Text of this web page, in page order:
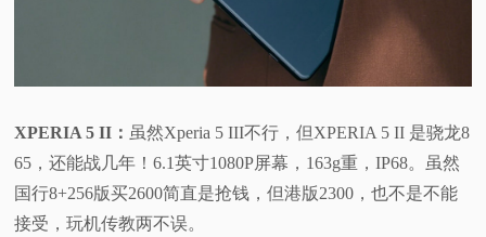
XPERIA 5 II： 虽然Xperia 5 III不行，但XPERIA 5 II 是骁龙8
65，还能战几年！6.1英寸1080P屏幕，163g重，IP68。虽然
国行8+256版买2600简直是抢钱，但港版2300，也不是不能
接受，玩机传教两不误。